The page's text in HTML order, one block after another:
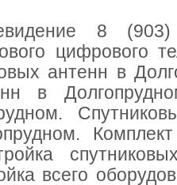
8
цифрового
антенн в
в
Комплект
всего